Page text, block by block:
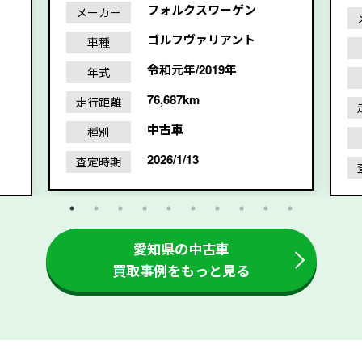
メーカー フォルクスワーゲン
車種 ゴルフヴァリアント
年式 令和元年/2019年
走行距離 76,687km
種別 中古車
査定時期 2026/1/13
愛知県の中古車
買取事例をもっと見る